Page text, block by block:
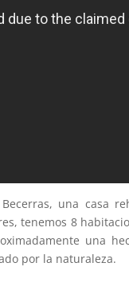
una casa
tenemos 8
una
por la naturaleza.